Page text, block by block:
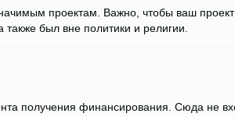
проектам. Важно, чтобы ваш
был вне политики и религии.
получения финансирования. Сюда не